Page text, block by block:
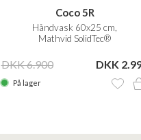
Coco 5R
Håndvask 60x25 cm,
Mathvid SolidTec®
DKK 6.900 DKK
På lager